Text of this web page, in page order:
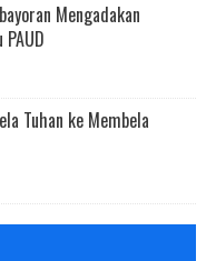
Mengadakan
Tuhan ke Membela